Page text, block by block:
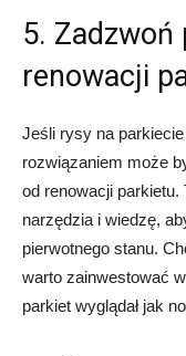
5. Zadzwoń
renowacji
Jeśli rysy na
rozwiązaniem może
od renowacji parkietu.
narzędzia i wiedzę,
pierwotnego stanu.
warto zainwestować
parkiet wyglądał jak